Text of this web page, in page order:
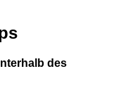
des